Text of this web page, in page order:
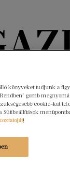
HÍREK
könyveket tudjunk a
gomb
cookie-kat
!